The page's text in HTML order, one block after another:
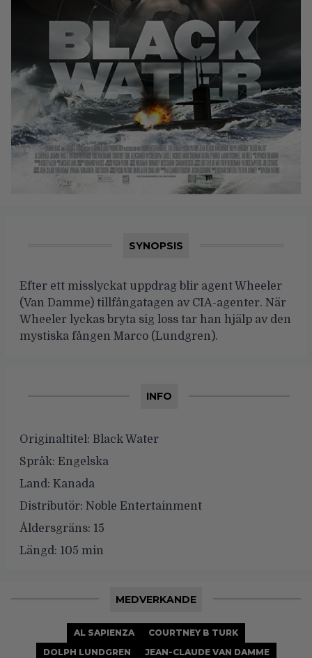
SYNOPSIS
Efter ett misslyckat uppdrag blir agent Wheeler
(Van Damme) tillfångatagen av CIA-agenter. När
Wheeler lyckas bryta sig loss tar han hjälp av den
mystiska fången Marco (Lundgren).
INFO
Originaltitel: Black Water
Språk: Engelska
Land: Kanada
Distributör: Noble Entertainment
Åldersgräns: 15
Längd: 105 min
MEDVERKANDE
AL SAPIENZA
COURTNEY B TURK
DOLPH LUNDGREN
JEAN-CLAUDE VAN DAMME